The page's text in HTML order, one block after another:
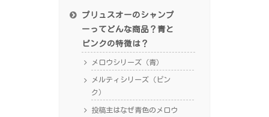
プリュスオーのシャンプ
ーってどんな商品？青と
ピンクの特徴は？
メロウシリーズ（青）
メルティシリーズ（ピン
ク）
投稿主はなぜ青色のメロウ